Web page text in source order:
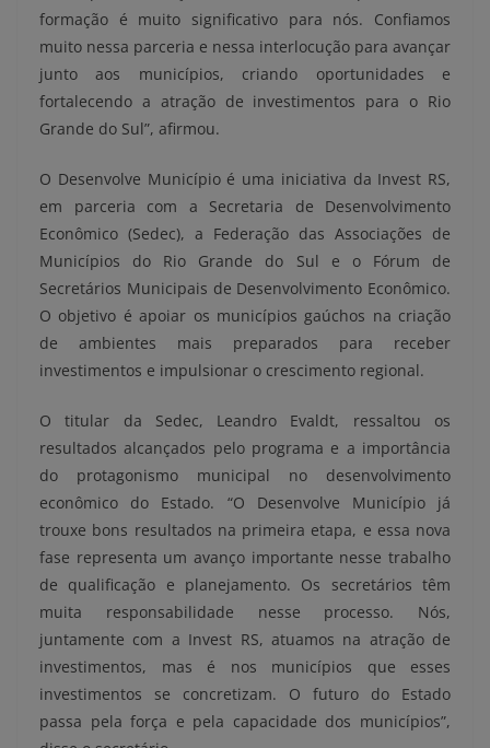
formação é muito significativo para nós. Confiamos
muito nessa parceria e nessa interlocução para avançar
junto aos municípios, criando oportunidades e
fortalecendo a atração de investimentos para o Rio
Grande do Sul”, afirmou.
O Desenvolve Município é uma iniciativa da Invest RS,
em parceria com a Secretaria de Desenvolvimento
Econômico (Sedec), a Federação das Associações de
Municípios do Rio Grande do Sul e o Fórum de
Secretários Municipais de Desenvolvimento Econômico.
O objetivo é apoiar os municípios gaúchos na criação
de ambientes mais preparados para receber
investimentos e impulsionar o crescimento regional.
O titular da Sedec, Leandro Evaldt, ressaltou os
resultados alcançados pelo programa e a importância
do protagonismo municipal no desenvolvimento
econômico do Estado. “O Desenvolve Município já
trouxe bons resultados na primeira etapa, e essa nova
fase representa um avanço importante nesse trabalho
de qualificação e planejamento. Os secretários têm
muita responsabilidade nesse processo. Nós,
juntamente com a Invest RS, atuamos na atração de
investimentos, mas é nos municípios que esses
investimentos se concretizam. O futuro do Estado
passa pela força e pela capacidade dos municípios”,